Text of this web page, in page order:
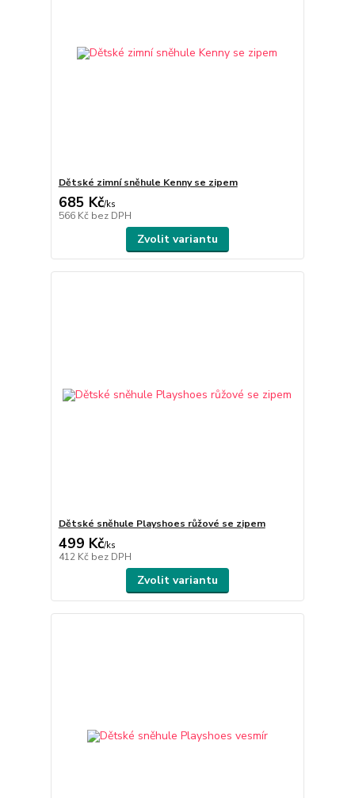
Dětské zimní sněhule Kenny se zipem
685 Kč/ks
566 Kč bez DPH
Zvolit variantu
Dětské sněhule Playshoes růžové se zipem
499 Kč/ks
412 Kč bez DPH
Zvolit variantu